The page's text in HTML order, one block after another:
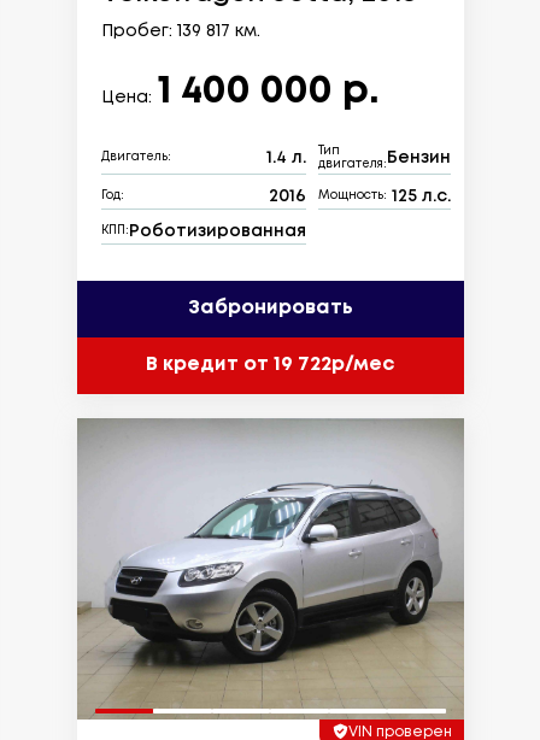
Пробег: 139 817 км.
Цена: 1 400 000 р.
Двигатель: 1.4 л.
Тип
двигателя: Бензин
Год: 2016 Мощность: 125 л.с.
КПП: Роботизированная
Забронировать
В кредит от 19 722р/мес
VIN проверен